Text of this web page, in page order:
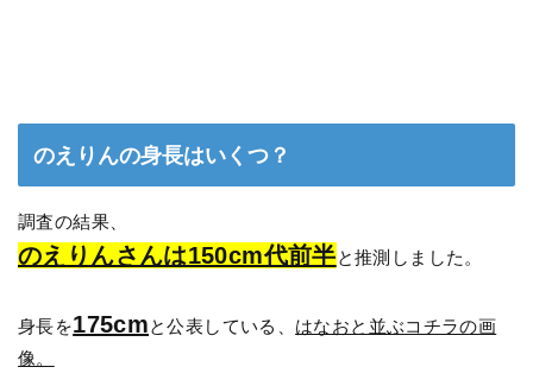
のえりんの身長はいくつ？
調査の結果、
のえりんさんは150cm代前半と推測しました。
身長を175cmと公表している、 はなおと並ぶコチラの画
像。